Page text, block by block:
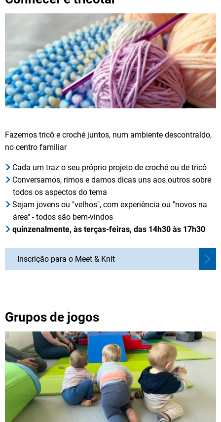
Fazemos tricô e croché juntos, num ambiente descontraído,
no centro familiar
Cada um traz o seu próprio projeto de croché ou de tricô
Conversamos, rimos e damos dicas uns aos outros sobre
todos os aspectos do tema
Sejam jovens ou "velhos", com experiência ou "novos na
área" - todos são bem-vindos
quinzenalmente, às terças-feiras, das 14h30 às 17h30
Inscrição para o Meet & Knit
Grupos de jogos